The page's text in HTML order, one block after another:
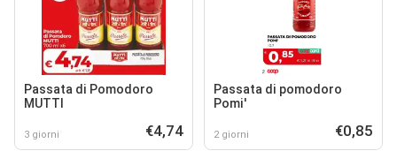
Passata di Pomodoro
MUTTI
3 giorni €4,74
Passata di pomodoro
Pomi'
2 giorni €0,85